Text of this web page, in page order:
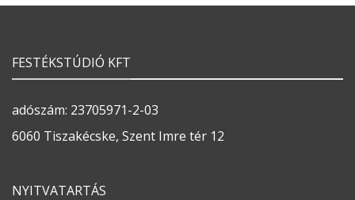
FESTÉKSTÚDIÓ KFT
adószám: 23705971-2-03
6060 Tiszakécske, Szent Imre tér 12
NYITVATARTÁS